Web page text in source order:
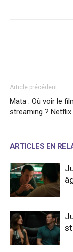
Article précédent
Mata : Où voir le
streaming ? Netflix
ARTICLES EN